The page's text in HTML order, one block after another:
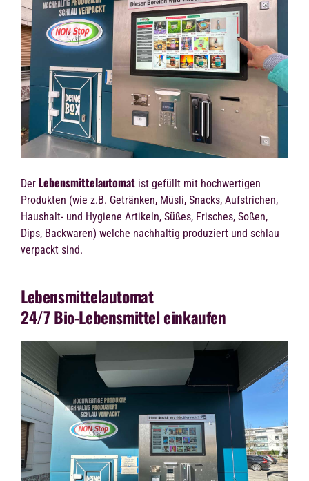
Der Lebensmittelautomat ist gefüllt mit hochwertigen
Produkten (wie z.B. Getränken, Müsli, Snacks, Aufstrichen,
Haushalt- und Hygiene Artikeln, Süßes, Frisches, Soßen,
Dips, Backwaren) welche nachhaltig produziert und schlau
verpackt sind.
Lebensmittelautomat
24/7 Bio-Lebensmittel einkaufen